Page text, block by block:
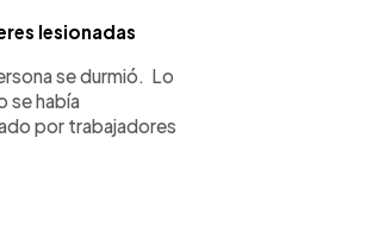
lesionadas
se durmió. Lo
se había
por trabajadores